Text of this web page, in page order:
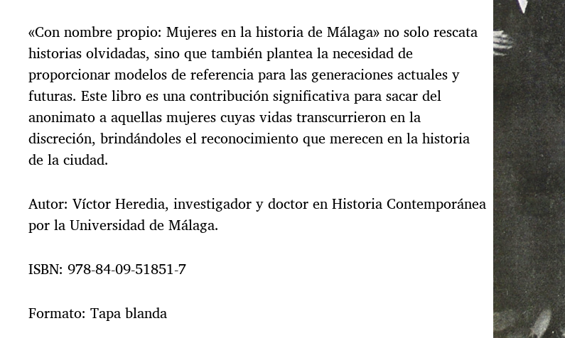
«Con nombre propio: Mujeres en la historia de Málaga» no solo rescata
historias olvidadas, sino que también plantea la necesidad de
proporcionar modelos de referencia para las generaciones actuales y
futuras. Este libro es una contribución significativa para sacar del
anonimato a aquellas mujeres cuyas vidas transcurrieron en la
discreción, brindándoles el reconocimiento que merecen en la historia
de la ciudad.
Autor: Víctor Heredia, investigador y doctor en Historia Contemporánea
por la Universidad de Málaga.
ISBN: 978-84-09-51851-7
Formato: Tapa blanda